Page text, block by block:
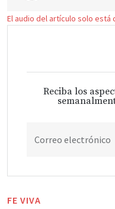
El audio del artículo solo está
Reciba los
Correo electrónico
FE VIVA